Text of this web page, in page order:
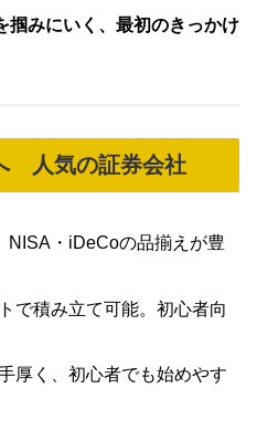
掴みにいく、最初のきっかけ
人気の証券会社
・iDeCoの品揃えが豊
で積み立て可能。初心者向
厚く、初心者でも始めやす